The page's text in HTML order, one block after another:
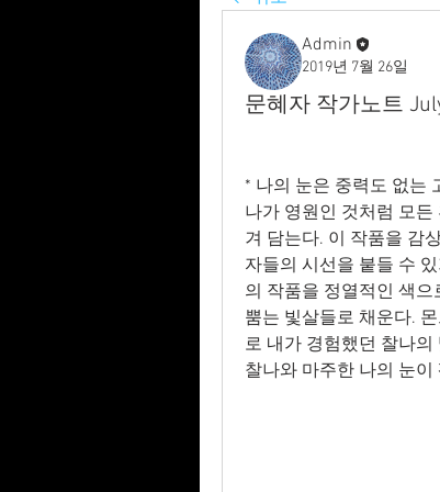
Admin
2019년 7월 26일
문혜자 작가노트
* 나의 눈은 중력도 없는
나가 영원인 것처럼 모
겨 담는다. 이 작품을 감
자들의 시선을 붙들 수
의 작품을 정열적인 색
뿜는 빛살들로 채운다.
로 내가 경험했던 찰나
찰나와 마주한 나의 눈